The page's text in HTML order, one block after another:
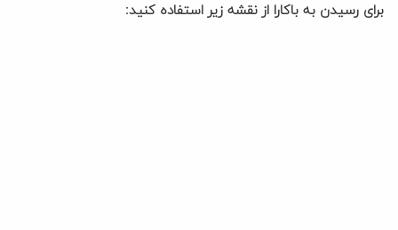
برای رسیدن به باکارا از نقشه زیر استفاده کنید: